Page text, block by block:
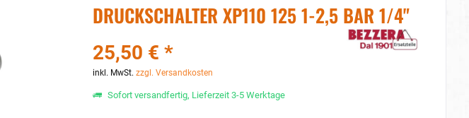
DRUCKSCHALTER XP110 125 1-2,5 BAR 1/4"
25,50 € *
inkl. MwSt. zzgl. Versandkosten
Sofort versandfertig, Lieferzeit 3-5 Werktage